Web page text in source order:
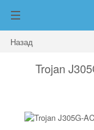
Назад
Trojan